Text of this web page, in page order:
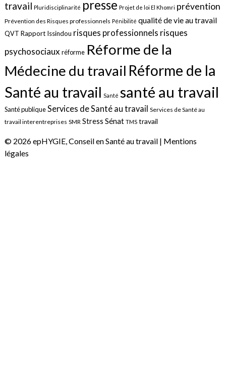
travail Pluridisciplinarité presse Projet de loi El Khomri prévention
Prévention des Risques professionnels Pénibilité qualité de vie au travail
QVT Rapport Issindou risques professionnels risques
psychosociaux réforme Réforme de la
Médecine du travail Réforme de la
Santé au travail Santé santé au travail
Santé publique Services de Santé au travail Services de Santé au
travail interentreprises SMR Stress Sénat TMS travail
© 2026 epHYGIE, Conseil en Santé au travail | Mentions
légales